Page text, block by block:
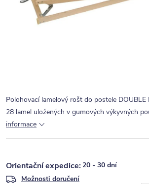
Polohovací lamelový rošt do postele DOUBLE
28 lamel uložených v gumových výkyvných
informace
20 - 30 dní
Možnosti doručení